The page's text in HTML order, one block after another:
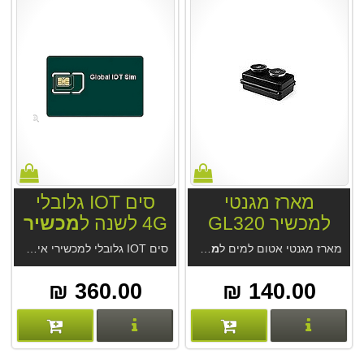
מארז מגנטי
למכשיר GL320
מארז מגנטי אטום למים למכשיר איתור GL320. מארז איכותי מקורי של היצרן Queclink GL-HM3G-V3 / מגנט חזק במיוחד. שטח הצמדה קטן.
140.00 ₪
פרטים נוספים
סים IOT גלובלי
4G לשנה ל
מכשיר
איתור
360.00 ₪
פרטים נוספים